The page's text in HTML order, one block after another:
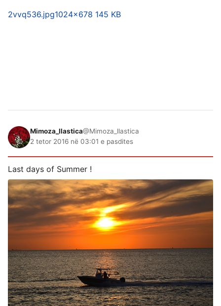
2vvq536.jpg1024×678 145 KB
Mimoza_llastica@Mimoza_llastica
2 tetor 2016 në 03:01 e pasdites
Last days of Summer !